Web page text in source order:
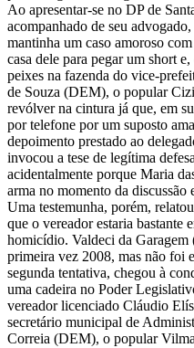
Ao apresentar-se no DP de
acompanhado de seu
mantinha um caso amoroso
casa dele para pegar um short
peixes na fazenda do vice-
de Souza (DEM), o popular
revólver na cintura já que, em
por telefone por um suposto
depoimento prestado ao
invocou a tese de legítima
acidentalmente porque Maria
arma no momento da discussão
Uma testemunha, porém,
que o vereador estaria bastante
homicídio. Valdeci da
primeira vez 2008, mas não foi
segunda tentativa, chegou à
uma cadeira no Poder
vereador licenciado Cláudio
secretário municipal de
Correia (DEM), o popular